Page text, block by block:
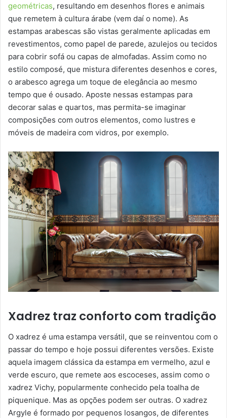
geométricas, resultando em desenhos flores e animais
que remetem à cultura árabe (vem daí o nome). As
estampas arabescas são vistas geralmente aplicadas em
revestimentos, como papel de parede, azulejos ou tecidos
para cobrir sofá ou capas de almofadas. Assim como no
estilo composé, que mistura diferentes desenhos e cores,
o arabesco agrega um toque de elegância ao mesmo
tempo que é ousado. Aposte nessas estampas para
decorar salas e quartos, mas permita-se imaginar
composições com outros elementos, como lustres e
móveis de madeira com vidros, por exemplo.
Xadrez traz conforto com tradição
O xadrez é uma estampa versátil, que se reinventou com o
passar do tempo e hoje possui diferentes versões. Existe
aquela imagem clássica da estampa em vermelho, azul e
verde escuro, que remete aos escoceses, assim como o
xadrez Vichy, popularmente conhecido pela toalha de
piquenique. Mas as opções podem ser outras. O xadrez
Argyle é formado por pequenos losangos, de diferentes